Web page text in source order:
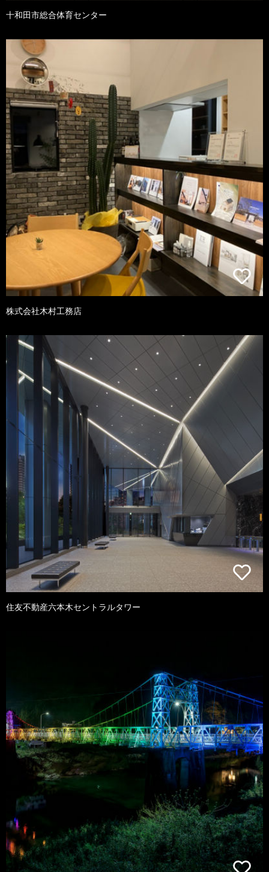
十和田市総合体育センター
株式会社木村工務店
住友不動産六本木セントラルタワー